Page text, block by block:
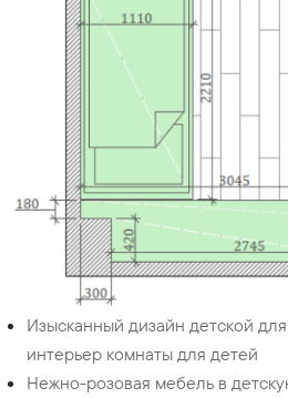
Изысканный дизайн детской
интерьер комнаты для детей
Нежно-розовая мебель в